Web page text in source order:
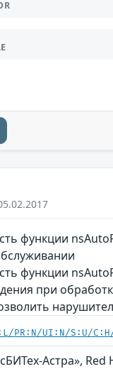
функции
функции
при
PR:N/UI:N/S:U/
Астра»,